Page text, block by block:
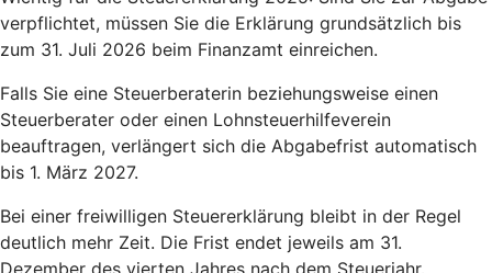
verpflichtet, müssen Sie die Erklärung grundsätzlich bis
zum 31. Juli 2026 beim Finanzamt einreichen.
Falls Sie eine Steuerberaterin beziehungsweise einen
Steuerberater oder einen Lohnsteuerhilfeverein
beauftragen, verlängert sich die Abgabefrist automatisch
bis 1. März 2027.
Bei einer freiwilligen Steuererklärung bleibt in der Regel
deutlich mehr Zeit. Die Frist endet jeweils am 31.
Dezember des vierten Jahres nach dem Steuerjahr.